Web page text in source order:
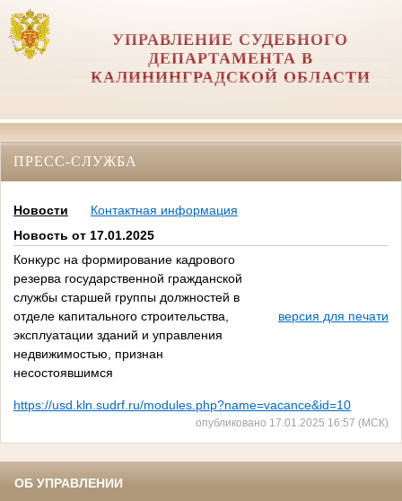
УПРАВЛЕНИЕ СУДЕБНОГО
ДЕПАРТАМЕНТА В
КАЛИНИНГРАДСКОЙ ОБЛАСТИ
ПРЕСС-СЛУЖБА
Новости
Контактная информация
Новость от 17.01.2025
Конкурс на формирование кадрового
резерва государственной гражданской
службы старшей группы должностей в
отделе капитального строительства,
эксплуатации зданий и управления
недвижимостью, признан
несостоявшимся
версия для печати
https://usd.kln.sudrf.ru/modules.php?name=vacance&id=10
опубликовано 17.01.2025 16:57 (МСК)
ОБ УПРАВЛЕНИИ